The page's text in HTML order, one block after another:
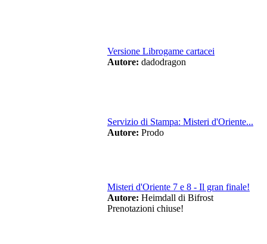
Versione Librogame cartacei
Autore: dadodragon
Servizio di Stampa: Misteri d'Oriente...
Autore: Prodo
Misteri d'Oriente 7 e 8 - Il gran finale!
Autore: Heimdall di Bifrost
Prenotazioni chiuse!